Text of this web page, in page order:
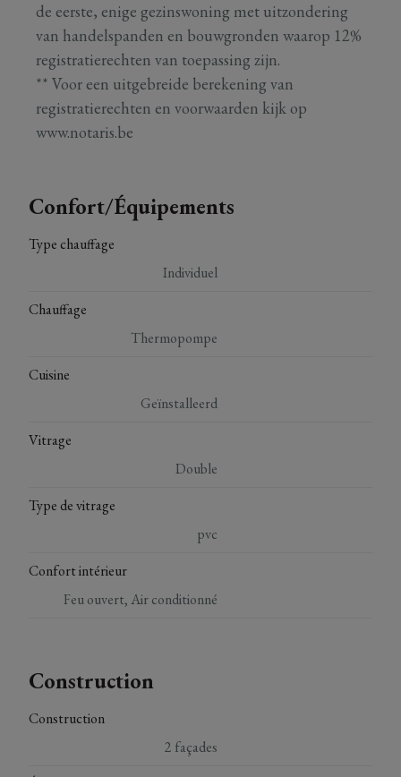
de eerste, enige gezinswoning met uitzondering
van handelspanden en bouwgronden waarop 12%
registratierechten van toepassing zijn.
** Voor een uitgebreide berekening van
registratierechten en voorwaarden kijk op
www.notaris.be
Confort/Équipements
Type chauffage
Individuel
Chauffage
Thermopompe
Cuisine
Geïnstalleerd
Vitrage
Double
Type de vitrage
pvc
Confort intérieur
Feu ouvert, Air conditionné
Construction
Construction
2 façades